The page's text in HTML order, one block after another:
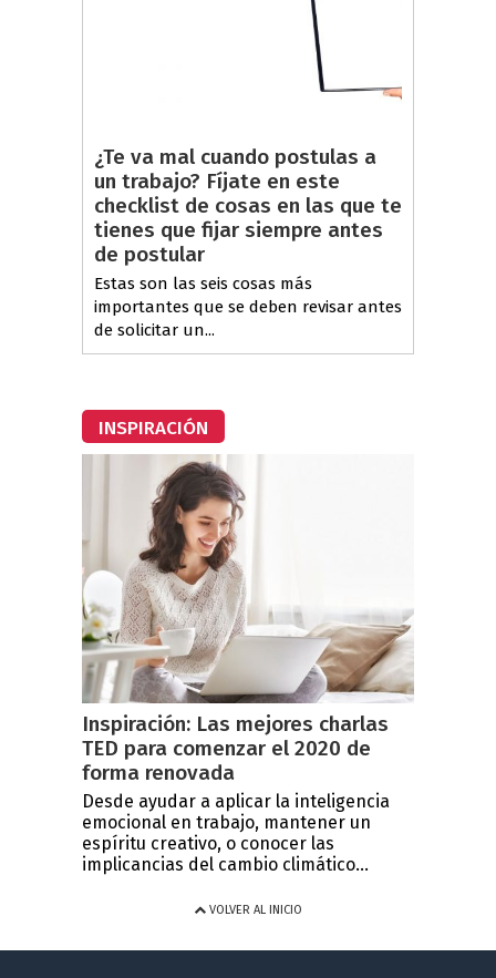
¿Te va mal cuando postulas a
un trabajo? Fíjate en este
checklist de cosas en las que te
tienes que fijar siempre antes
de postular
Estas son las seis cosas más
importantes que se deben revisar antes
de solicitar un...
INSPIRACIÓN
Inspiración: Las mejores charlas
TED para comenzar el 2020 de
forma renovada
Desde ayudar a aplicar la inteligencia
emocional en trabajo, mantener un
espíritu creativo, o conocer las
implicancias del cambio climático...
VOLVER AL INICIO